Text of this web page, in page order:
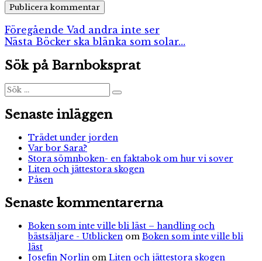
Inläggsnavigering
Föregående Föregående
inlägg:
Vad andra inte ser
Nästa Nästa
Böcker ska blänka som solar…
Sök på Barnboksprat
Sök
efter:
Sök
Senaste inläggen
Trädet under jorden
Var bor Sara?
Stora sömnboken- en faktabok om hur vi sover
Liten och jättestora skogen
Påsen
Senaste kommentarerna
Boken som inte ville bli läst – handling och
bästsäljare - Utblicken om Boken som inte ville bli
läst
Josefin Norlin om Liten och jättestora skogen